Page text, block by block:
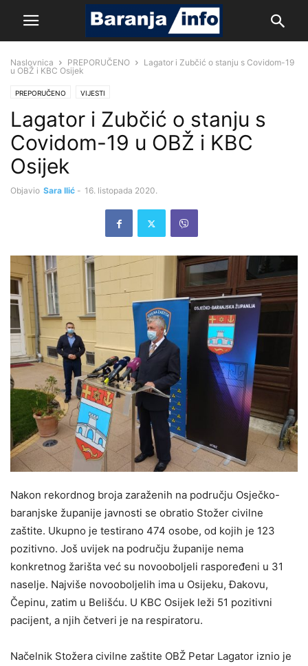
Naslovnica PREPORUČENO
Lagator i Zubčić o stanju s Covidom-19
u OBŽ i KBC Osijek
PREPORUČENO VIJESTI
Lagator i Zubčić o stanju s
Covidom-19 u OBŽ i KBC
Osijek
Objavio Sara Ilić - 16. listopada 2020.
Nakon rekordnog broja zaraženih na području Osječko-
baranjske županije javnosti se obratio Stožer civilne
zaštite. Ukupno je testirano 474 osobe, od kojih je 123
pozitivno. Još uvijek na području županije nema
konkretnog žarišta već su novooboljeli raspoređeni u 31
naselje. Najviše novooboljelih ima u Osijeku, Đakovu,
Čepinu, zatim u Belišću. U KBC Osijek leži 51 pozitivni
pacijent, a njih četveri je na respiratoru.
Načelnik Stožera civilne zaštite OBŽ Petar Lagator iznio je